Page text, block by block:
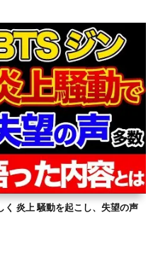
く 炎上 騒動を起こし、失望の声